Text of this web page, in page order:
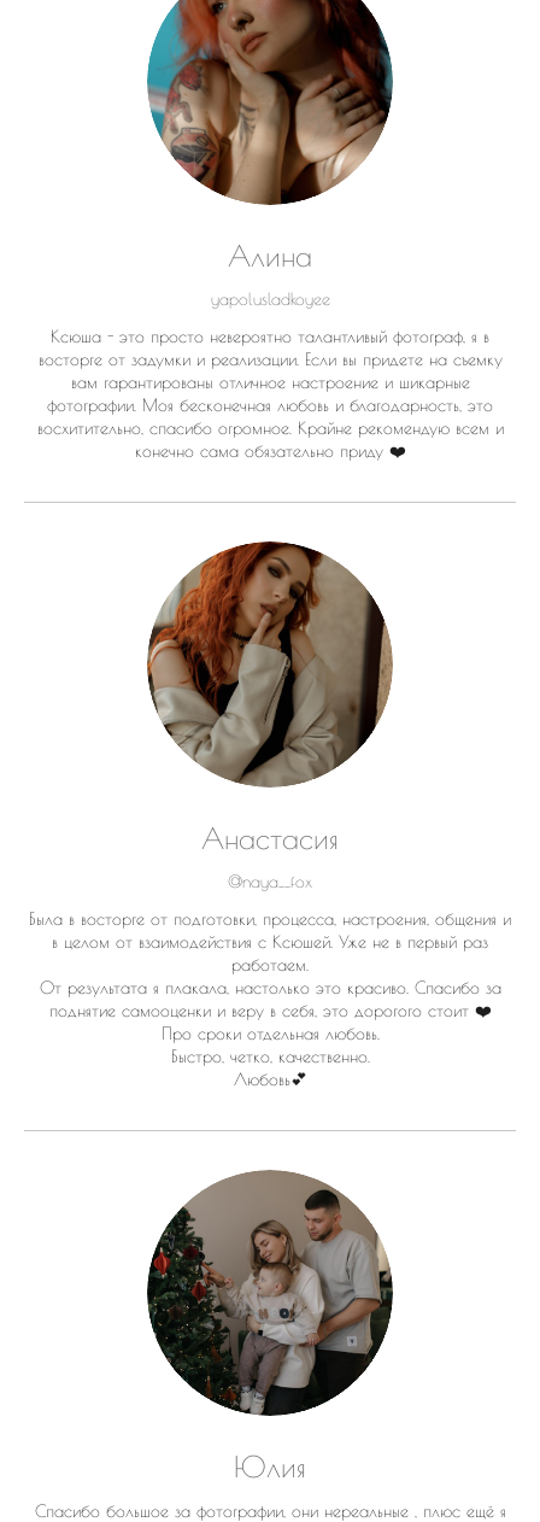
Алина
yapolusladkoyee
Ксюша - это просто невероятно талантливый фотограф, я в
восторге от задумки и реализации. Если вы придете на съемку
вам гарантированы отличное настроение и шикарные
фотографии. Моя бесконечная любовь и благодарность, это
восхитительно, спасибо огромное. Крайне рекомендую всем и
конечно сама обязательно приду ❤️
Анастасия
@naya__fox
Была в восторге от подготовки, процесса, настроения, общения и
в целом от взаимодействия с Ксюшей. Уже не в первый раз
работаем.
От результата я плакала, настолько это красиво. Спасибо за
поднятие самооценки и веру в себя, это дорогого стоит ❤️
Про сроки отдельная любовь.
Быстро, четко, качественно.
Любовь💕
Юлия
Спасибо большое за фотографии, они нереальные , плюс ещё я